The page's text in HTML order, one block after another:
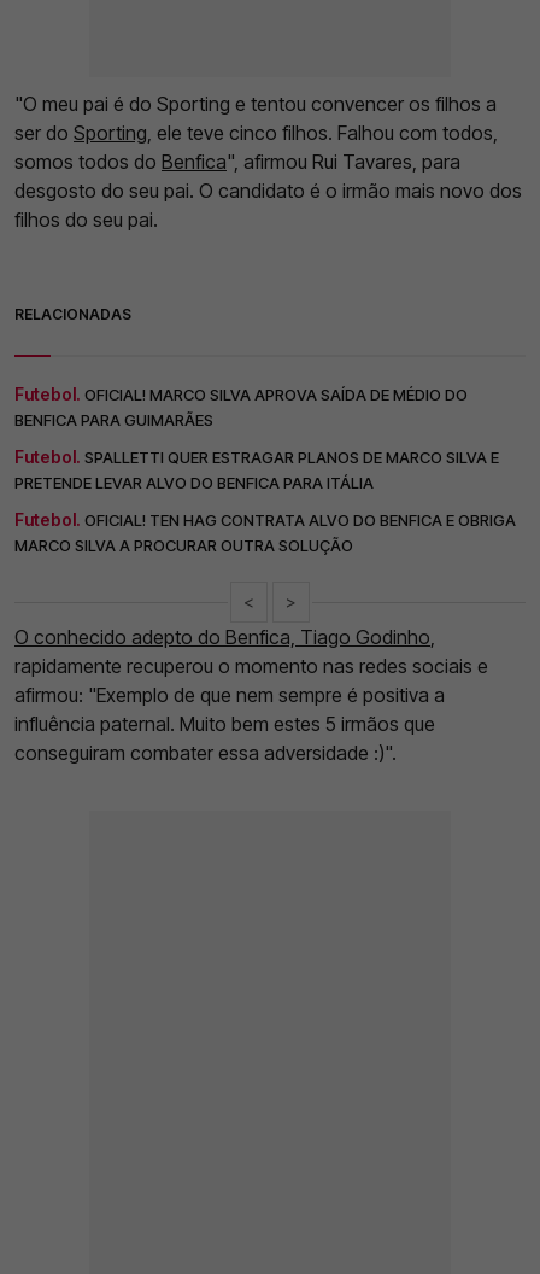
"O meu pai é do Sporting e tentou convencer os filhos a
ser do Sporting, ele teve cinco filhos. Falhou com todos,
somos todos do Benfica", afirmou Rui Tavares, para
desgosto do seu pai. O candidato é o irmão mais novo dos
filhos do seu pai.
RELACIONADAS
Futebol. OFICIAL! MARCO SILVA APROVA SAÍDA DE MÉDIO DO
BENFICA PARA GUIMARÃES
Futebol. SPALLETTI QUER ESTRAGAR PLANOS DE MARCO SILVA E
PRETENDE LEVAR ALVO DO BENFICA PARA ITÁLIA
Futebol. OFICIAL! TEN HAG CONTRATA ALVO DO BENFICA E OBRIGA
MARCO SILVA A PROCURAR OUTRA SOLUÇÃO
< >
O conhecido adepto do Benfica, Tiago Godinho,
rapidamente recuperou o momento nas redes sociais e
afirmou: "Exemplo de que nem sempre é positiva a
influência paternal. Muito bem estes 5 irmãos que
conseguiram combater essa adversidade :)".